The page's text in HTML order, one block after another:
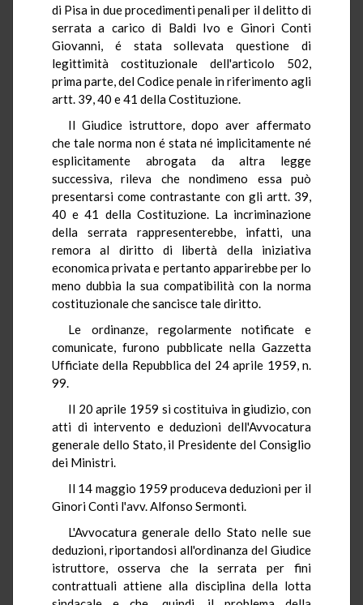
di Pisa in due procedimenti penali per il delitto di
serrata a carico di Baldi Ivo e Ginori Conti
Giovanni, é stata sollevata questione di
legittimità costituzionale dell'articolo 502,
prima parte, del Codice penale in riferimento agli
artt. 39, 40 e 41 della Costituzione.
Il Giudice istruttore, dopo aver affermato
che tale norma non é stata né implicitamente né
esplicitamente abrogata da altra legge
successiva, rileva che nondimeno essa può
presentarsi come contrastante con gli artt. 39,
40 e 41 della Costituzione. La incriminazione
della serrata rappresenterebbe, infatti, una
remora al diritto di libertà della iniziativa
economica privata e pertanto apparirebbe per lo
meno dubbia la sua compatibilità con la norma
costituzionale che sancisce tale diritto.
Le ordinanze, regolarmente notificate e
comunicate, furono pubblicate nella Gazzetta
Ufficiate della Repubblica del 24 aprile 1959, n.
99.
Il 20 aprile 1959 si costituiva in giudizio, con
atti di intervento e deduzioni dell'Avvocatura
generale dello Stato, il Presidente del Consiglio
dei Ministri.
Il 14 maggio 1959 produceva deduzioni per il
Ginori Conti l'avv. Alfonso Sermonti.
L'Avvocatura generale dello Stato nelle sue
deduzioni, riportandosi all'ordinanza del Giudice
istruttore, osserva che la serrata per fini
contrattuali attiene alla disciplina della lotta